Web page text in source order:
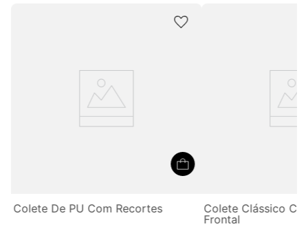
Colete De PU Com Recortes
Colete Clássico
Frontal